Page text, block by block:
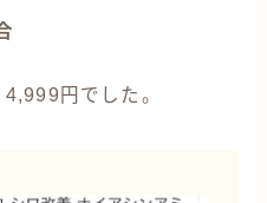
円でした。